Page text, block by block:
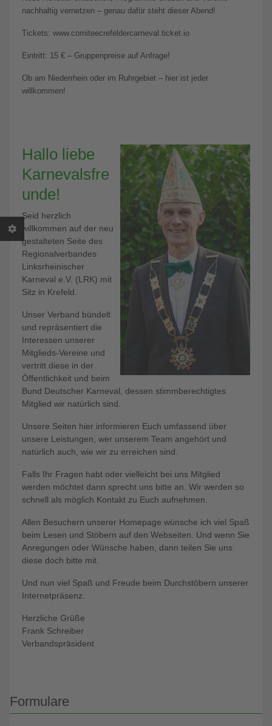
nachhaltig vernetzen – genau dafür steht dieser Abend!
Tickets: www.comiteecrefeldercarneval.ticket.io
Eintritt: 15 € – Gruppenpreise auf Anfrage!
Ob am Niederrhein oder im Ruhrgebiet – hier ist jeder
willkommen!
Hallo liebe
Karnevalsfre
unde!
Seid herzlich
willkommen auf der neu
gestalteten Seite des
Regionalverbandes
Linksrheinischer
Karneval e.V. (LRK) mit
Sitz in Krefeld.
Unser Verband bündelt
und repräsentiert die
Interessen unserer
Mitglieds-Vereine und
vertritt diese in der
Öffentlichkeit und beim
Bund Deutscher Karneval, dessen stimmberechtigtes
Mitglied wir natürlich sind.
Unsere Seiten hier informieren Euch umfassend über
unsere Leistungen, wer unserem Team angehört und
natürlich auch, wie wir zu erreichen sind.
Falls Ihr Fragen habt oder vielleicht bei uns Mitglied
werden möchtet dann sprecht uns bitte an. Wir werden so
schnell als möglich Kontakt zu Euch aufnehmen.
Allen Besuchern unserer Homepage wünsche ich viel Spaß
beim Lesen und Stöbern auf den Webseiten. Und wenn Sie
Anregungen oder Wünsche haben, dann teilen Sie uns
diese doch bitte mit.
Und nun viel Spaß und Freude beim Durchstöbern unserer
Internetpräsenz.
Herzliche Grüße
Frank Schreiber
Verbandspräsident
Formulare